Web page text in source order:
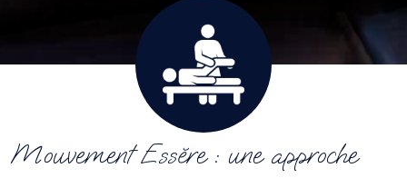
Mouvement Essĕre : une approche